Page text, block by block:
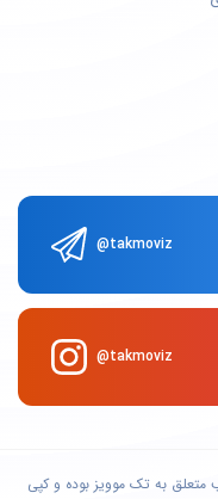
@takmoviz
@takmoviz
متعلق به تک موویز بوده و کپی